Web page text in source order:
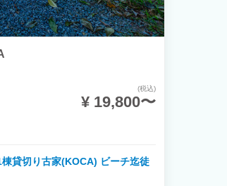
(税込)
¥ 19,800〜
貸切り古家(KOCA) ビーチ迄徒